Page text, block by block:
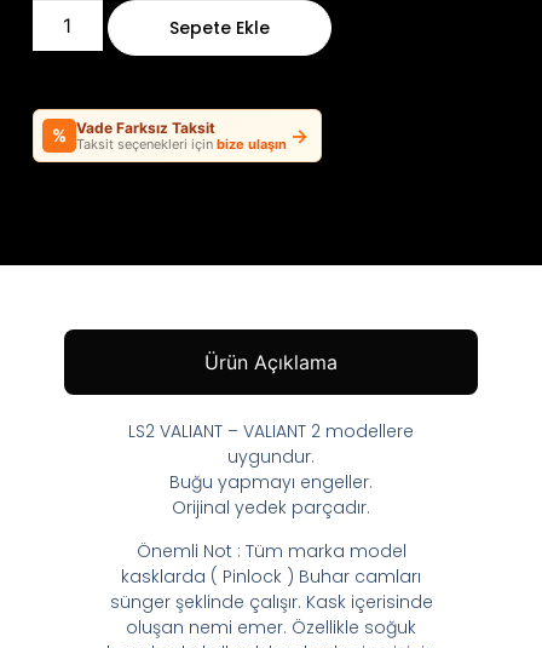
Sepete Ekle
% Vade Farksız Taksit
Taksit seçenekleri için bize ulaşın →
Ürün Açıklama
LS2 VALIANT – VALIANT 2 modellere
uygundur.
Buğu yapmayı engeller.
Orijinal yedek parçadır.
Önemli Not : Tüm marka model
kasklarda ( Pinlock ) Buhar camları
sünger şeklinde çalışır. Kask içerisinde
oluşan nemi emer. Özellikle soğuk